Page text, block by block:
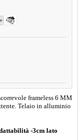
frameless 6 MM
Telaio in alluminio
-3cm lato